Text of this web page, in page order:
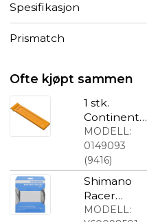
Spesifikasjon
Prismatch
Ofte kjøpt sammen
1 stk.
Continental
dekkspaker
MODELL:
0149093
(9416)
Shimano
Racer
girkabelsett
MODELL: